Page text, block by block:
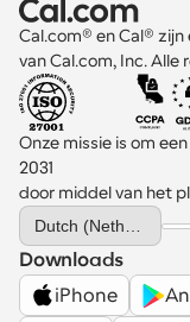
Cal.com® en Cal®
van Cal.com, Inc. Alle
Onze missie is om
2031
door middel van het
Select Language
Downloads
iPhone